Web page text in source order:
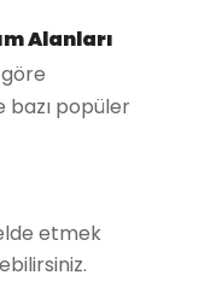
Alanları
bazı popüler
etmek